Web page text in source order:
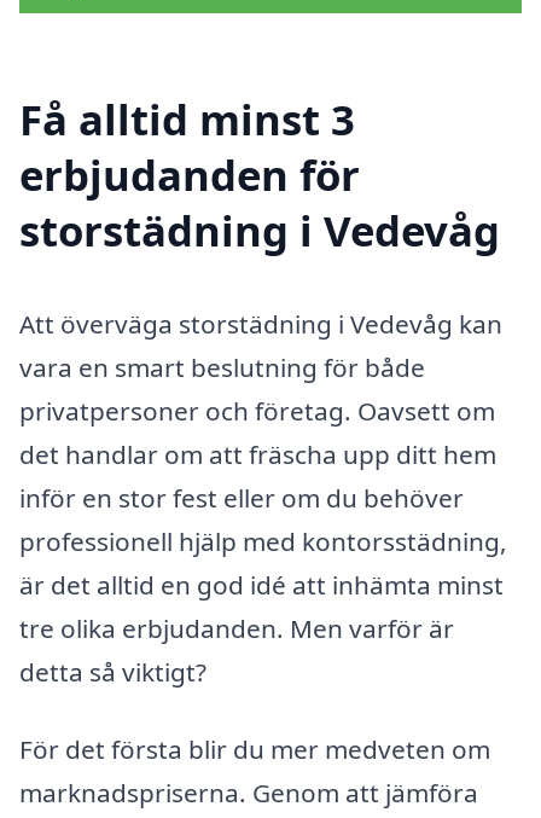
Få alltid minst 3
erbjudanden för
storstädning i Vedevåg
Att överväga storstädning i Vedevåg kan
vara en smart beslutning för både
privatpersoner och företag. Oavsett om
det handlar om att fräscha upp ditt hem
inför en stor fest eller om du behöver
professionell hjälp med kontorsstädning,
är det alltid en god idé att inhämta minst
tre olika erbjudanden. Men varför är
detta så viktigt?
För det första blir du mer medveten om
marknadspriserna. Genom att jämföra